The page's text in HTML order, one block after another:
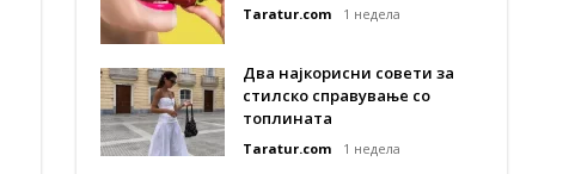
Taratur.com 1 недела
Два најкорисни совети за
стилско справување со
топлината
Taratur.com 1 недела